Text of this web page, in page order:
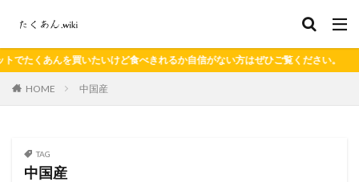
んを買いたいけど食べきれるか自信がない方はぜひご覧ください。
HOME 中国産
TAG
中国産